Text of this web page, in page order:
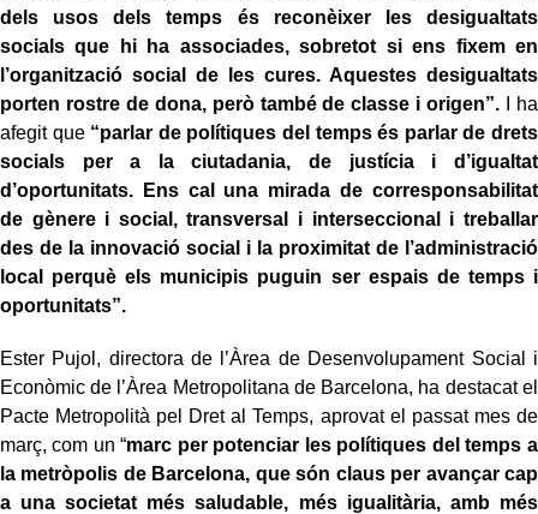
dels usos dels temps és reconèixer les desigualtats
socials que hi ha associades, sobretot si ens fixem en
l’organització social de les cures. Aquestes desigualtats
porten rostre de dona, però també de classe i origen”.
I ha
afegit que “parlar de polítiques del temps és parlar de drets
socials per a la ciutadania, de justícia i d’igualtat
d’oportunitats. Ens cal una mirada de corresponsabilitat
de gènere i social, transversal i interseccional i treballar
des de la innovació social i la proximitat de l’administració
local perquè els municipis puguin ser espais de temps i
oportunitats”.
Ester Pujol, directora de l’Àrea de Desenvolupament Social i
Econòmic de l’Àrea Metropolitana de Barcelona, ha destacat el
Pacte Metropolità pel Dret al Temps, aprovat el passat mes de
març, com un “marc per potenciar les polítiques del temps a
la metròpolis de Barcelona, que són claus per avançar cap
a una societat més saludable, més igualitària, amb més